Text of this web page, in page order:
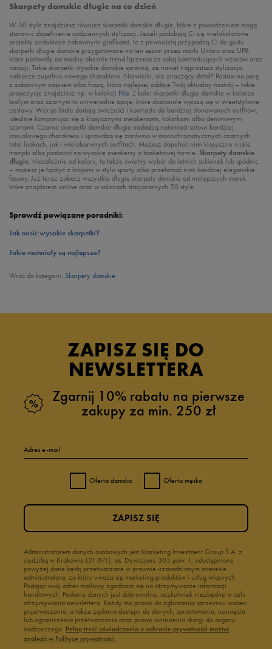
Skarpety damskie długie na co dzień
W 50 style znajdziesz również skarpetki damskie długie, które z powodzeniem mogą
stanowić dopełnienie codziennych stylizacji. Jeżeli podobają Ci się wielokolorowe
projekty ozdobione zabawnymi grafikami, to z pewnością przypadną Ci do gustu
skarpetki długie damskie przygotowane na ten sezon przez marki Umbro oraz UP8,
które postawiły na modny obecnie trend łączenia ze sobą kontrastujących wzorów oraz
tonacji. Takie skarpetki wysokie damskie sprawią, że nawet najprostsza stylizacja
nabierze zupełnie nowego charakteru. Niewielki, ale znaczący detal? Postaw na parę
z zabawnym napisem albo frazą, która najlepiej oddaje Twój aktualny nastrój – takie
propozycje znajdziesz np. w kolekcji Fila. Z kolei skarpetki długie damskie w kolorze
białym oraz czarnym to uniwersalne opcje, które doskonale wpiszą się w streetstylowe
zestawy. Wersje białe dodają świeżości i kontrastu do bardziej stonowanych outfitów,
idealnie komponując się z klasycznymi sneakersami, kolarkami albo denimowymi
szortami. Czarne skarpetki damskie długie nadadzą natomiast setowi bardziej
casualowego charakteru i sprawdzą się zarówno w monochromatycznych czarnych
total lookach, jak i wielobarwnych outfitach. Możesz dopełnić nimi klasyczne niskie
trampki albo postawić na wysokie sneakersy o basketowej formie. Skarpety damskie
długie, niezależnie od koloru, to także świetny wybór do letnich sukienek lub spódnic
– możesz je łączyć z krojami w stylu sporty albo przełamać nimi bardziej eleganckie
fasony. Już teraz zobacz wszystkie długie skarpety damskie od najlepszych marek,
które znajdziesz online oraz w salonach stacjonarnych 50 style.
Sprawdź powiązane poradniki:
Jak nosić wysokie skarpetki?
Jakie materiały są najlepsze?
Wróć do kategorii: Skarpety damskie
ZAPISZ SIĘ DO
NEWSLETTERA
Zgarnij 10% rabatu na pierwsze
zakupy za min. 250 zł
Adres e-mail
Oferta damska Oferta męska
Administratorem danych osobowych jest Marketing Investment Group S.A. z
siedzibą w Krakowie (31-871), os. Dywizjonu 303 paw. 1, udostępnione
powyżej dane będą przetwarzane w prawnie uzasadnionym interesie
administratora, za który uważa się marketing produktów i usług własnych.
Podając swój adres mailowy zgadzasz się na otrzymywanie informacji
handlowych. Podanie danych jest dobrowolne, aczkolwiek niezbędne w celu
otrzymywania newslettera. Każdy ma prawo do zgłoszenia sprzeciwu wobec
przetwarzania, a także żądania dostępu do danych, sprostowania, usunięcia
lub ograniczenia przetwarzania oraz prawo wniesienia skargi do organu
nadzorczego. Pełną treść oświadczenia o ochronie prywatności można
znaleźć w Polityce prywatności.
ZAPISZ SIĘ